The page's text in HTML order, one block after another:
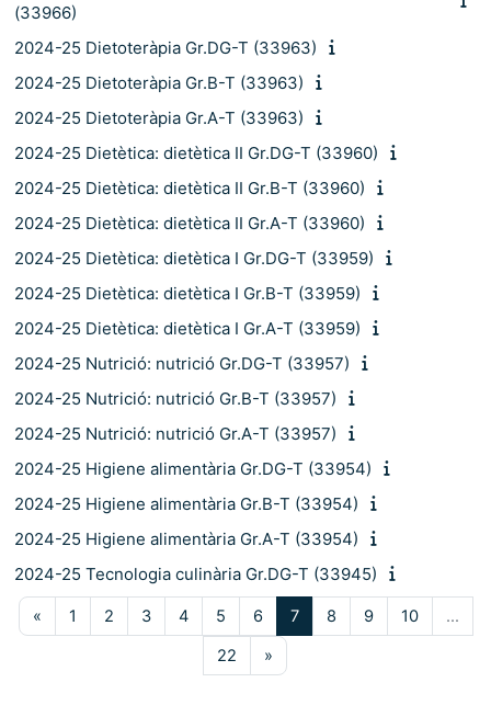
(33966)
2024-25 Dietoteràpia Gr.DG-T (33963)
2024-25 Dietoteràpia Gr.B-T (33963)
2024-25 Dietoteràpia Gr.A-T (33963)
2024-25 Dietètica: dietètica II Gr.DG-T (33960)
2024-25 Dietètica: dietètica II Gr.B-T (33960)
2024-25 Dietètica: dietètica II Gr.A-T (33960)
2024-25 Dietètica: dietètica I Gr.DG-T (33959)
2024-25 Dietètica: dietètica I Gr.B-T (33959)
2024-25 Dietètica: dietètica I Gr.A-T (33959)
2024-25 Nutrició: nutrició Gr.DG-T (33957)
2024-25 Nutrició: nutrició Gr.B-T (33957)
2024-25 Nutrició: nutrició Gr.A-T (33957)
2024-25 Higiene alimentària Gr.DG-T (33954)
2024-25 Higiene alimentària Gr.B-T (33954)
2024-25 Higiene alimentària Gr.A-T (33954)
2024-25 Tecnologia culinària Gr.DG-T (33945)
«Pàgina anterior
1 Pàgina 1
2Pàgina 2
3Pàgina 3
4Pàgina 4
5Pàgina 5
6Pàgina 6
7Pàgina 7
8Pàgina 8
9Pàgina 9
10Pàgina 10
…
22 Pàgina 22
»